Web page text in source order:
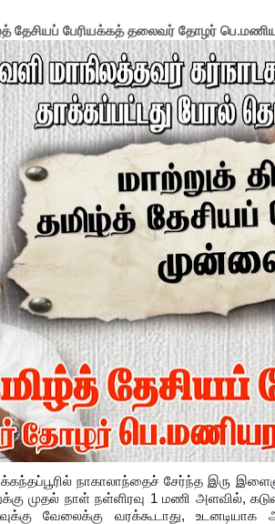
தேசியப் பேரியக்கத் தலைவர் தோழர்
நாகாலாந்தைச் சேர்ந்த இரு
முதல் நாள் நள்ளிரவு 1 மணி அளவில்,
வேலைக்கு வரக்கூடாது, உடனடியாக